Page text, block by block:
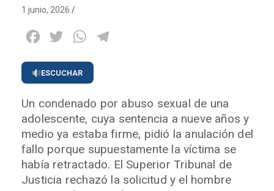
1 junio, 2026
Facebook
Twitter WhatsApp
ESCUCHAR
Un condenado por abuso sexual de una
adolescente, cuya sentencia a nueve años y
medio ya estaba firme, pidió la anulación del
fallo porque supuestamente la víctima se
había retractado. El Superior Tribunal de
Justicia rechazó la solicitud y el hombre